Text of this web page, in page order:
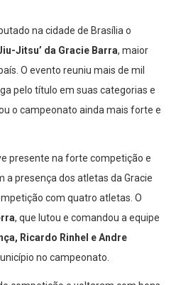
na cidade de Brasília o
Jitsu’ da Gracie Barra, maior
O evento reuniu mais de mil
pelo título em suas categorias e
o campeonato ainda mais forte e
presente na forte competição e
presença dos atletas da Gracie
com quatro atletas. O
, que lutou e comandou a equipe
Ricardo Rinhel e Andre
no campeonato.